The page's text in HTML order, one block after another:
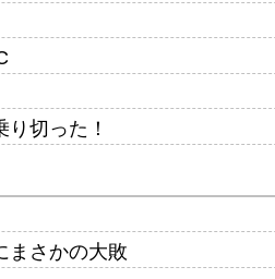
切った！
まさかの大敗